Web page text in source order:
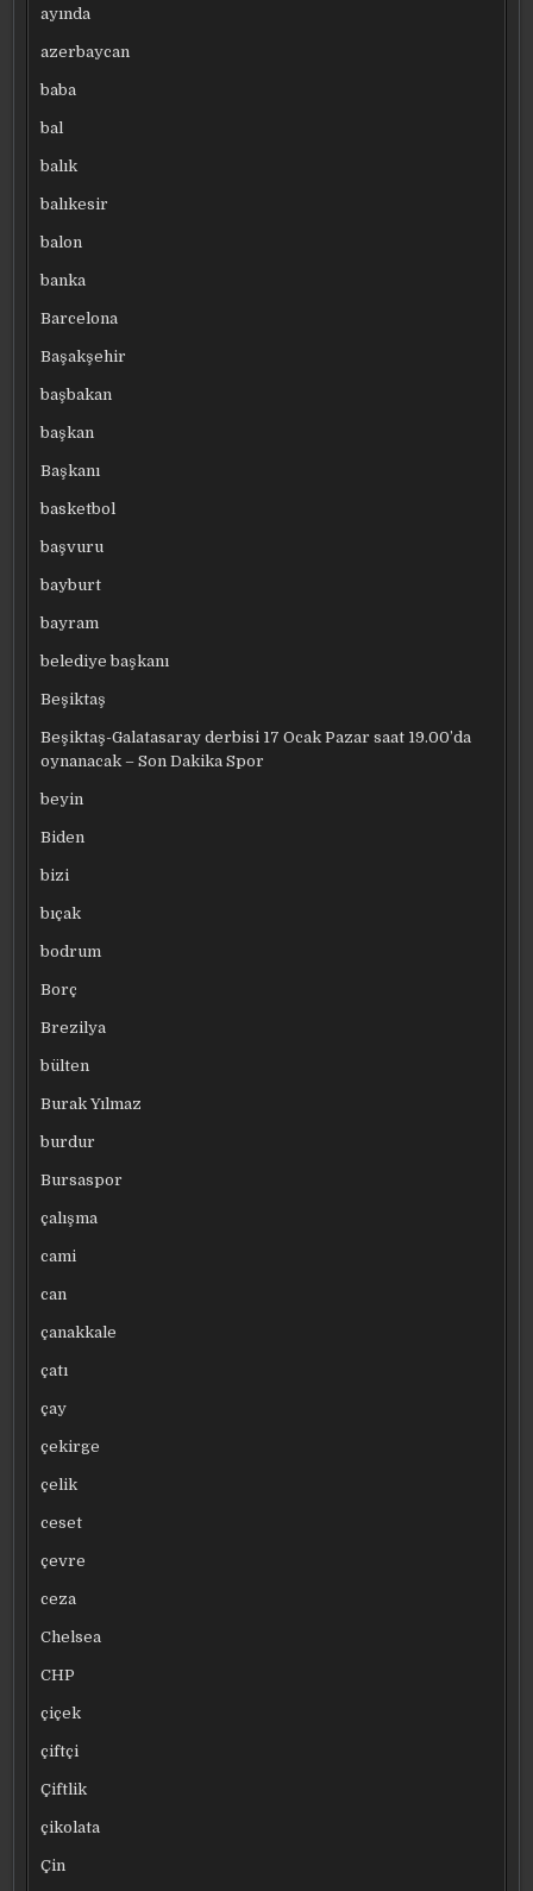
ayında
azerbaycan
baba
bal
balık
balıkesir
balon
banka
Barcelona
Başakşehir
başbakan
başkan
Başkanı
basketbol
başvuru
bayburt
bayram
belediye başkanı
Beşiktaş
Beşiktaş-Galatasaray derbisi 17 Ocak Pazar saat 19.00’da
oynanacak – Son Dakika Spor
beyin
Biden
bizi
bıçak
bodrum
Borç
Brezilya
bülten
Burak Yılmaz
burdur
Bursaspor
çalışma
cami
can
çanakkale
çatı
çay
çekirge
çelik
ceset
çevre
ceza
Chelsea
CHP
çiçek
çiftçi
Çiftlik
çikolata
Çin